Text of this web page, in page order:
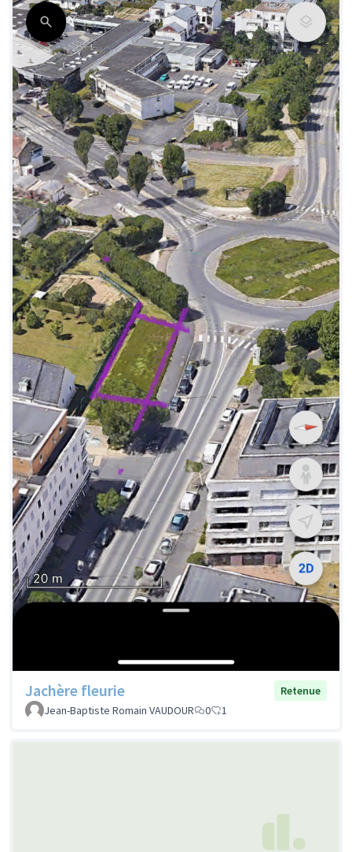
Jachère fleurie
Retenue
Jean-Baptiste Romain VAUDOUR
0 1